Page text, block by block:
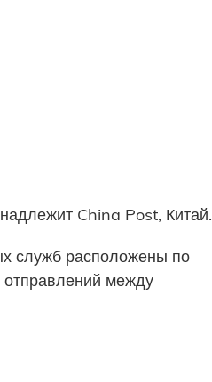
China Post, Китай.
служб расположены по
отправлений между